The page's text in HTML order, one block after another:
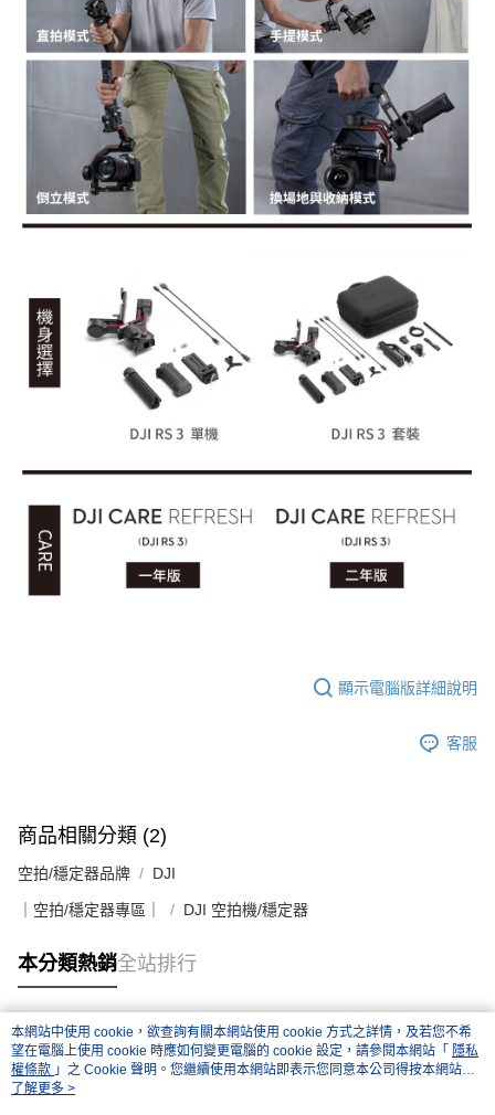
顯示電腦版詳細說明
客服
商品相關分類 (2)
空拍/穩定器品牌 DJI
｜空拍/穩定器專區｜ DJI 空拍機/穩定器
本分類熱銷全站排行
熱門標籤
本網站中使用 cookie，欲查詢有關本網站使用 cookie 方式之詳情，及若您不希
望在電腦上使用 cookie 時應如何變更電腦的 cookie 設定，請參閱本網站「 隱私
權條款 」之 Cookie 聲明。您繼續使用本網站即表示您同意本公司得按本網站使
用條款之 Cookie 聲明使用 cookie。
了解更多 >